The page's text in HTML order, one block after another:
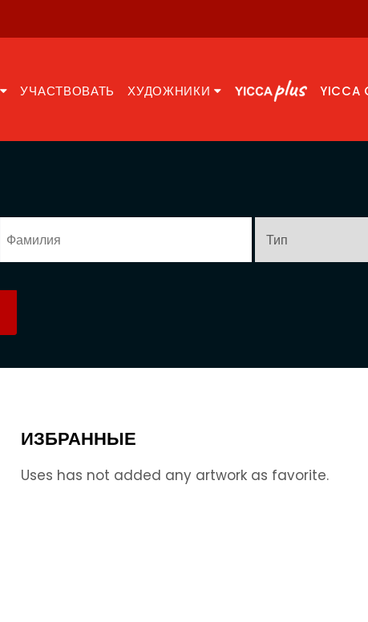
УЧАСТВОВАТЬ ХУДОЖНИКИ YICCA
ИЗБРАННЫЕ
Uses has not added any artwork as favorite.